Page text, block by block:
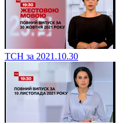
ТСН за 2021.10.30